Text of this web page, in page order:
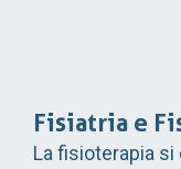
Fisiatria e
La fisioterapia